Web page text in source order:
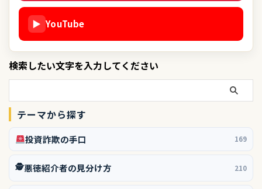
▶ YouTube
検索したい文字を入力してください
テーマから探す
投資詐欺の手口 169
🕵️悪徳紹介者の見分け方 210